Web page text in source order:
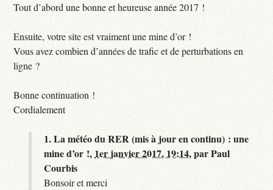
Tout d’abord une bonne et heureuse année 2017 !
Ensuite, votre site est vraiment une mine d’or !
Vous avez combien d’années de trafic et de perturbations en
ligne ?
Bonne continuation !
Cordialement
1.La météo du RER (mis à jour en continu) : une
mine d’or !, 1er janvier 2017, 19:14,parPaul
Courbis
Bonsoir et merci